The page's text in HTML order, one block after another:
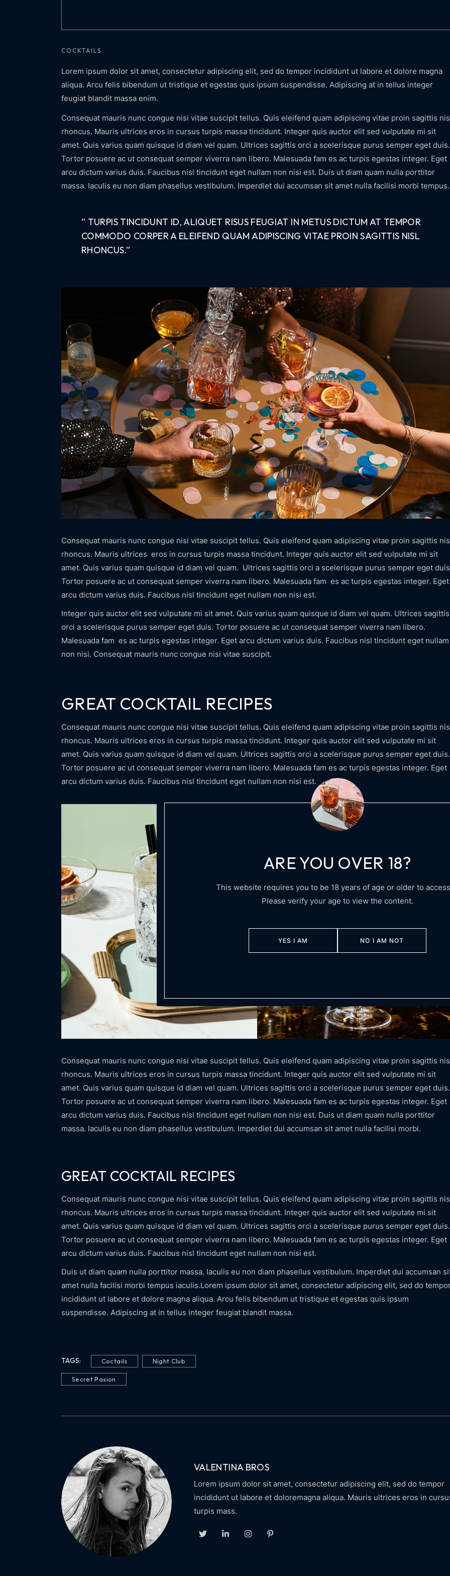
ARE YOU OVER 18?
This website requires you to be 18 years of age or older to
Please verify your age to view the content.
YES I AM NO I AM NOT
COCKTAILS
Lorem ipsum dolor sit amet, consectetur adipiscing elit, sed do tempor incididunt ut labore et dolore magna
aliqua. Arcu felis bibendum ut tristique et egestas quis ipsum suspendisse. Adipiscing at in tellus integer
feugiat blandit massa enim.
Consequat mauris nunc congue nisi vitae suscipit tellus. Quis eleifend quam adipiscing vitae proin sagittis
rhoncus. Mauris ultrices eros in cursus turpis massa tincidunt. Integer quis auctor elit sed vulputate mi sit
amet. Quis varius quam quisque id diam vel quam. Ultrices sagittis orci a scelerisque purus semper eget duis.
Tortor posuere ac ut consequat semper viverra nam libero. Malesuada fam es ac turpis egestas integer. Eget
arcu dictum varius duis. Faucibus nisl tincidunt eget nullam non nisi est. Duis ut diam quam nulla porttitor
massa. Iaculis eu non diam phasellus vestibulum. Imperdiet dui accumsan sit amet nulla facilisi morbi tempus.
“ TURPIS TINCIDUNT ID, ALIQUET RISUS FEUGIAT IN METUS DICTUM AT TEMPOR
COMMODO CORPER A ELEIFEND QUAM ADIPISCING VITAE PROIN SAGITTIS NISL
RHONCUS.”
Consequat mauris nunc congue nisi vitae suscipit tellus. Quis eleifend quam adipiscing vitae proin sagittis
rhoncus. Mauris ultrices eros in cursus turpis massa tincidunt. Integer quis auctor elit sed vulputate mi sit
amet. Quis varius quam quisque id diam vel quam. Ultrices sagittis orci a scelerisque purus semper eget
Tortor posuere ac ut consequat semper viverra nam libero. Malesuada fam es ac turpis egestas integer. Eget
arcu dictum varius duis. Faucibus nisl tincidunt eget nullam non nisi est.
Integer quis auctor elit sed vulputate mi sit amet. Quis varius quam quisque id diam vel quam. Ultrices sagittis
orci a scelerisque purus semper eget duis. Tortor posuere ac ut consequat semper viverra nam libero.
Malesuada fam es ac turpis egestas integer. Eget arcu dictum varius duis. Faucibus nisl tincidunt eget nullam
non nisi. Consequat mauris nunc congue nisi vitae suscipit.
GREAT COCKTAIL RECIPES
Consequat mauris nunc congue nisi vitae suscipit tellus. Quis eleifend quam adipiscing vitae proin sagittis
rhoncus. Mauris ultrices eros in cursus turpis massa tincidunt. Integer quis auctor elit sed vulputate mi sit
amet. Quis varius quam quisque id diam vel quam. Ultrices sagittis orci a scelerisque purus semper eget duis.
Tortor posuere ac ut consequat semper viverra nam libero. Malesuada fam es ac turpis egestas integer. Eget
arcu dictum varius duis. Faucibus nisl tincidunt eget nullam non nisi est.
Consequat mauris nunc congue nisi vitae suscipit tellus. Quis eleifend quam adipiscing vitae proin sagittis
rhoncus. Mauris ultrices eros in cursus turpis massa tincidunt. Integer quis auctor elit sed vulputate mi sit
amet. Quis varius quam quisque id diam vel quam. Ultrices sagittis orci a scelerisque purus semper eget duis.
Tortor posuere ac ut consequat semper viverra nam libero. Malesuada fam es ac turpis egestas integer. Eget
arcu dictum varius duis. Faucibus nisl tincidunt eget nullam non nisi est. Duis ut diam quam nulla porttitor
massa. Iaculis eu non diam phasellus vestibulum. Imperdiet dui accumsan sit amet nulla facilisi morbi.
GREAT COCKTAIL RECIPES
Consequat mauris nunc congue nisi vitae suscipit tellus. Quis eleifend quam adipiscing vitae proin sagittis
rhoncus. Mauris ultrices eros in cursus turpis massa tincidunt. Integer quis auctor elit sed vulputate mi sit
amet. Quis varius quam quisque id diam vel quam. Ultrices sagittis orci a scelerisque purus semper eget duis.
Tortor posuere ac ut consequat semper viverra nam libero. Malesuada fam es ac turpis egestas integer. Eget
arcu dictum varius duis. Faucibus nisl tincidunt eget nullam non nisi est.
Duis ut diam quam nulla porttitor massa. Iaculis eu non diam phasellus vestibulum. Imperdiet dui accumsan
amet nulla facilisi morbi tempus iaculis.Lorem ipsum dolor sit amet, consectetur adipiscing elit, sed do
incididunt ut labore et dolore magna aliqua. Arcu felis bibendum ut tristique et egestas quis ipsum
suspendisse. Adipiscing at in tellus integer feugiat blandit massa.
TAGS: Coctails Night Club
Secret Pasion
VALENTINA BROS
Lorem ipsum dolor sit amet, consectetur adipiscing elit, sed do tempor
incididunt ut labore et doloremagna aliqua. Mauris ultrices eros in
turpis mass.